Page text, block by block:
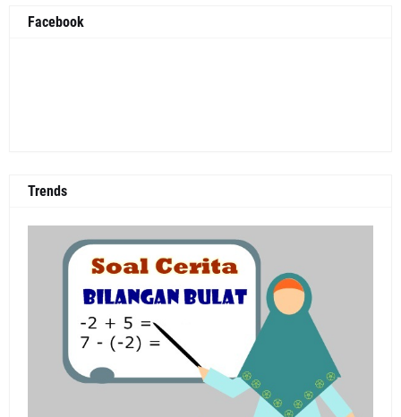
Facebook
Trends